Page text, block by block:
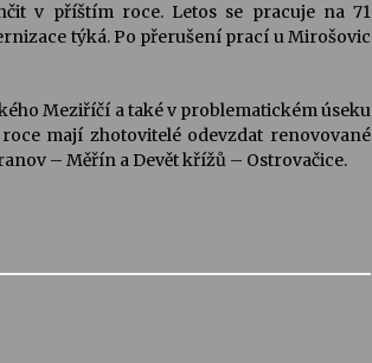
v příštím roce. Letos se pracuje na 71
týká. Po přerušení prací u Mirošovic
Meziříčí a také v problematickém úseku
mají zhotovitelé odevzdat renovované
– Měřín a Devět křížů – Ostrovačice.